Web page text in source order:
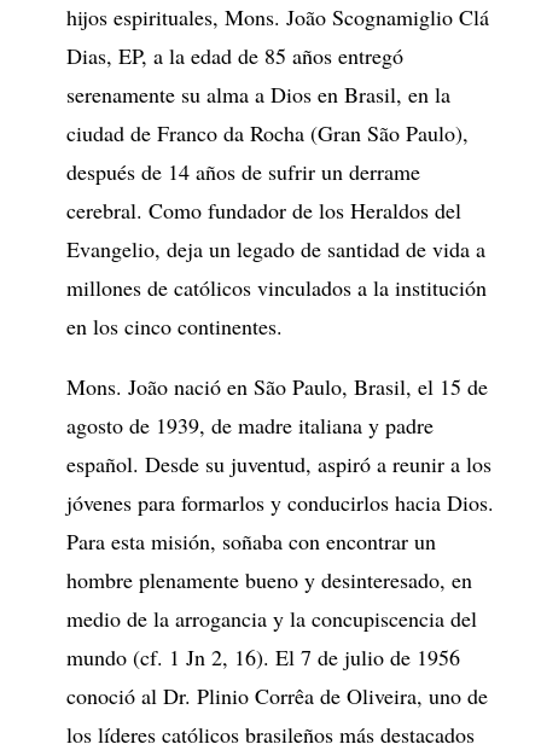
hijos espirituales, Mons. João Scognamiglio Clá
Dias, EP, a la edad de 85 años entregó
serenamente su alma a Dios en Brasil, en la
ciudad de Franco da Rocha (Gran São Paulo),
después de 14 años de sufrir un derrame
cerebral. Como fundador de los Heraldos del
Evangelio, deja un legado de santidad de vida a
millones de católicos vinculados a la institución
en los cinco continentes.
Mons. João nació en São Paulo, Brasil, el 15 de
agosto de 1939, de madre italiana y padre
español. Desde su juventud, aspiró a reunir a los
jóvenes para formarlos y conducirlos hacia Dios.
Para esta misión, soñaba con encontrar un
hombre plenamente bueno y desinteresado, en
medio de la arrogancia y la concupiscencia del
mundo (cf. 1 Jn 2, 16). El 7 de julio de 1956
conoció al Dr. Plinio Corrêa de Oliveira, uno de
los líderes católicos brasileños más destacados